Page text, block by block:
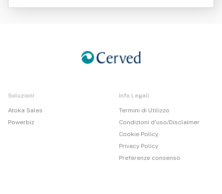
arago Di Badoere
Soluzioni
Atoka Sales
Powerbiz
Info Legali
Termini di Utilizzo
Condizioni d'uso/Disclaimer
Cookie Policy
Privacy Policy
Preferenze consenso